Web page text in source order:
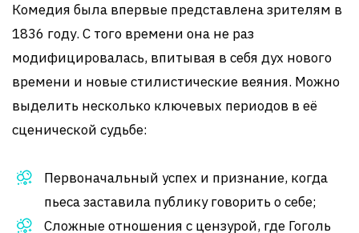
Комедия была впервые представлена зрителям в
1836 году. С того времени она не раз
модифицировалась, впитывая в себя дух нового
времени и новые стилистические веяния. Можно
выделить несколько ключевых периодов в её
сценической судьбе:
Первоначальный успех и признание, когда
пьеса заставила публику говорить о себе;
Сложные отношения с цензурой, где Гоголь